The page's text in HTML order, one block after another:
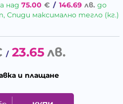
над 75.00 € / 146.69 лв. до
Спиди максимално тегло (кг.)
/ 23.65 лв.
и плащане